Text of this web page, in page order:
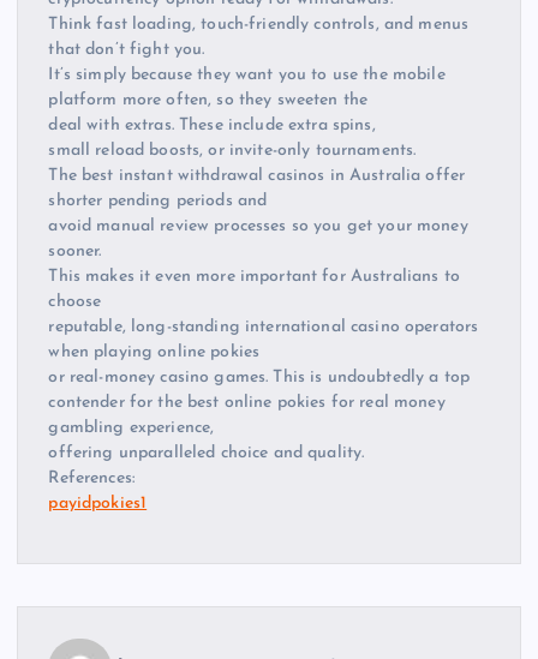
Think fast loading, touch-friendly controls, and menus
that don’t fight you.
It’s simply because they want you to use the mobile
platform more often, so they sweeten the
deal with extras. These include extra spins,
small reload boosts, or invite-only tournaments.
The best instant withdrawal casinos in Australia offer
shorter pending periods and
avoid manual review processes so you get your money
sooner.
This makes it even more important for Australians to
choose
reputable, long-standing international casino operators
when playing online pokies
or real-money casino games. This is undoubtedly a top
contender for the best online pokies for real money
gambling experience,
offering unparalleled choice and quality.
References:
payidpokies1